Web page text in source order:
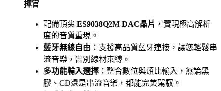
揮官
配備頂尖 ES9038Q2M DAC晶片 ，實現極高解析
度的音質重現。
藍牙無線自由 ：支援高品質藍牙連接，讓您輕鬆串
流音樂，告別線材束縛。
多功能輸入選擇 ：整合數位與類比輸入，無論黑
膠、 CD還是串流音樂，都能完美駕馭。